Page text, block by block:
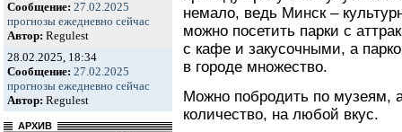
Сообщение: 27.02.2025
прогнозы ежедневно сейчас
Автор: Regulest
28.02.2025, 18:34
Сообщение: 27.02.2025
прогнозы ежедневно сейчас
Автор: Regulest
АРХИВ
немало, ведь Минск –
можно посетить парки с
с кафе и закусочными, а
в городе множество.
Можно побродить по музеям,
количество, на любой вкус.